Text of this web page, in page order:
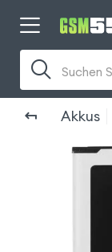
Akkus